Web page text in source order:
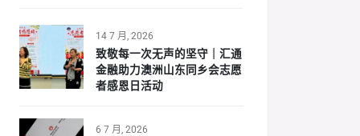
14 7 月, 2026
致敬每一次无声的坚守｜汇通
金融助力澳洲山东同乡会志愿
者感恩日活动
6 7 月, 2026